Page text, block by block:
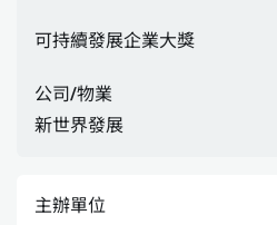
可持續發展企業大獎
公司/物業
新世界發展
主辦單位